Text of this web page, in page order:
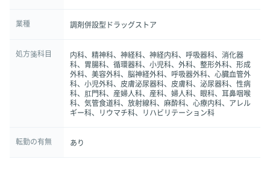
業種 調剤併設型ドラッグストア
処方箋科目
内科、精神科、神経科、神経内科、呼吸器科、消化器
科、胃腸科、循環器科、小児科、外科、整形外科、形成
外科、美容外科、脳神経外科、呼吸器外科、心臓血管外
科、小児外科、皮膚泌尿器科、皮膚科、泌尿器科、性病
科、肛門科、産婦人科、産科、婦人科、眼科、耳鼻咽喉
科、気管食道科、放射線科、麻酔科、心療内科、アレル
ギー科、リウマチ科、リハビリテーション科
転勤の有無 あり